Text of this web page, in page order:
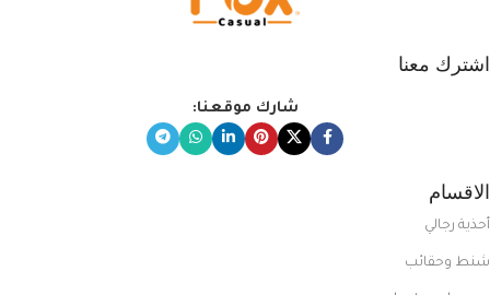
اشترك معنا
شارك موقعنا:
الاقسام
أحذية رجالي
شنط وحقائب